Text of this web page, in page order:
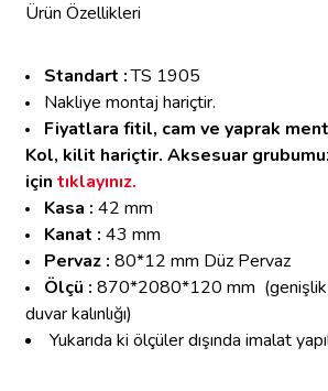
Ürün Özellikleri
Standart :TS 1905
Nakliye montaj hariçtir.
Fiyatlara fitil, cam ve yaprak
Kol, kilit hariçtir. Aksesuar
için tıklayınız.
Kasa : 42 mm
Kanat : 43 mm
Pervaz : 80*12 mm Düz Pervaz
Ölçü : 870*2080*120 mm
duvar kalınlığı)
Yukarıda ki ölçüler dışında imalat